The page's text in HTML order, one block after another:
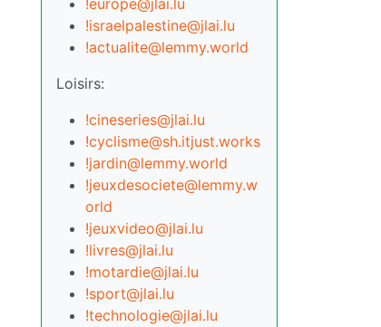
!europe@jlai.lu
!israelpalestine@jlai.lu
!actualite@lemmy.world
Loisirs:
!cineseries@jlai.lu
!cyclisme@sh.itjust.works
!jardin@lemmy.world
!jeuxdesociete@lemmy.w
orld
!jeuxvideo@jlai.lu
!livres@jlai.lu
!motardie@jlai.lu
!sport@jlai.lu
!technologie@jlai.lu